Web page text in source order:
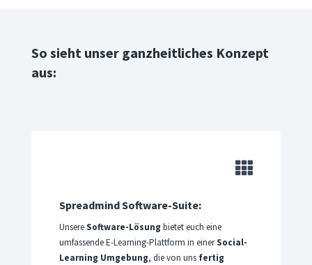
So sieht unser ganzheitliches Konzept
aus:

Spreadmind Software-Suite:
UnsereSoftware-Lösung bietet euch eine
umfassende E-Learning-Plattform in einerSocial-
Learning Umgebung, die von uns fertig